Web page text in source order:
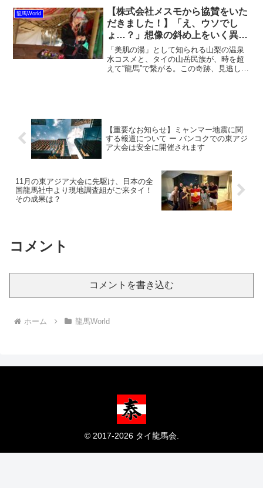
す。そしてその会場が、ついに決定しま
した！しかも、なん...
龍馬World
【株式会社メスモから協賛をいた
だきました！】「え、ウソでし
ょ…？」想像の斜め上をいく異色
コラボが爆誕。
「美肌の湯」として知られる山梨の温泉
水コスメと、タイの山岳民族が、時を超
えて“龍馬”で繋がる。この奇跡、見逃し厳
【重要なお知らせ】ミャンマー地震に関
する報道について ー バンコクでの東アジ
ア大会は安全に開催されます
11月の東アジア大会に先駆け、日本の全
国龍馬社中より現地調査組がご来タイ！
その成果は？
コメント
コメントを書き込む
ホーム 龍馬World
© 2017-2026 タイ龍馬会.